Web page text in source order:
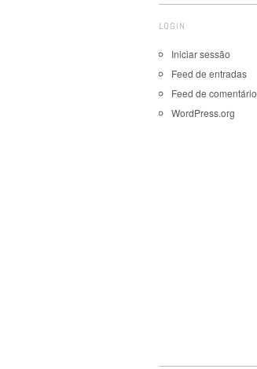
LOGIN
Iniciar sessão
Feed de entradas
Feed de
WordPress.org